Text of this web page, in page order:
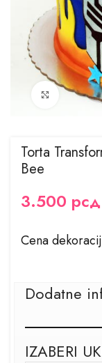
Kliknite
Torta
Bee
3.500 рсд
Cena
Dodatne
IZABERI